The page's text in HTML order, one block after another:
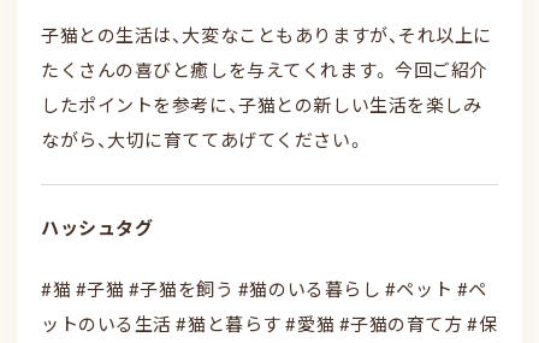
子猫との生活は、大変なこともありますが、それ以上に
たくさんの喜びと癒しを与えてくれます。 今回ご紹介
したポイントを参考に、子猫との新しい生活を楽しみ
ながら、大切に育ててあげてください。
ハッシュタグ
#猫 #子猫 #子猫を飼う #猫のいる暮らし #ペット #ペ
ットのいる生活 #猫と暮らす #愛猫 #子猫の育て方 #保